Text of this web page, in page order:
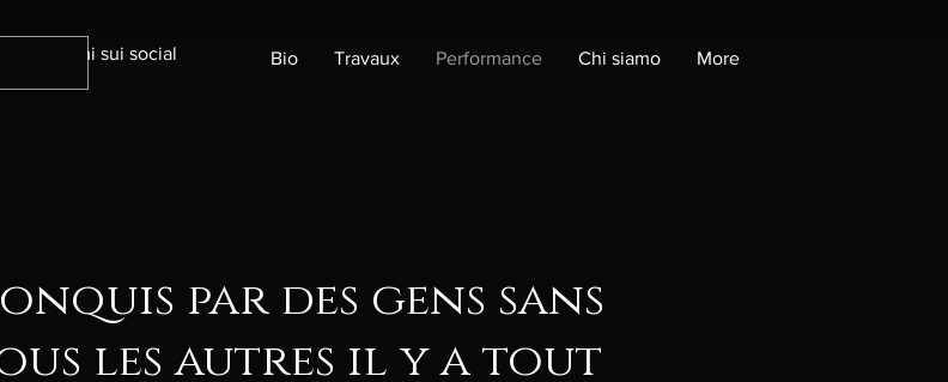
Seguimi sui social Bio Travaux Performance Chi siamo More
par des gens sans
les autres il y a tout